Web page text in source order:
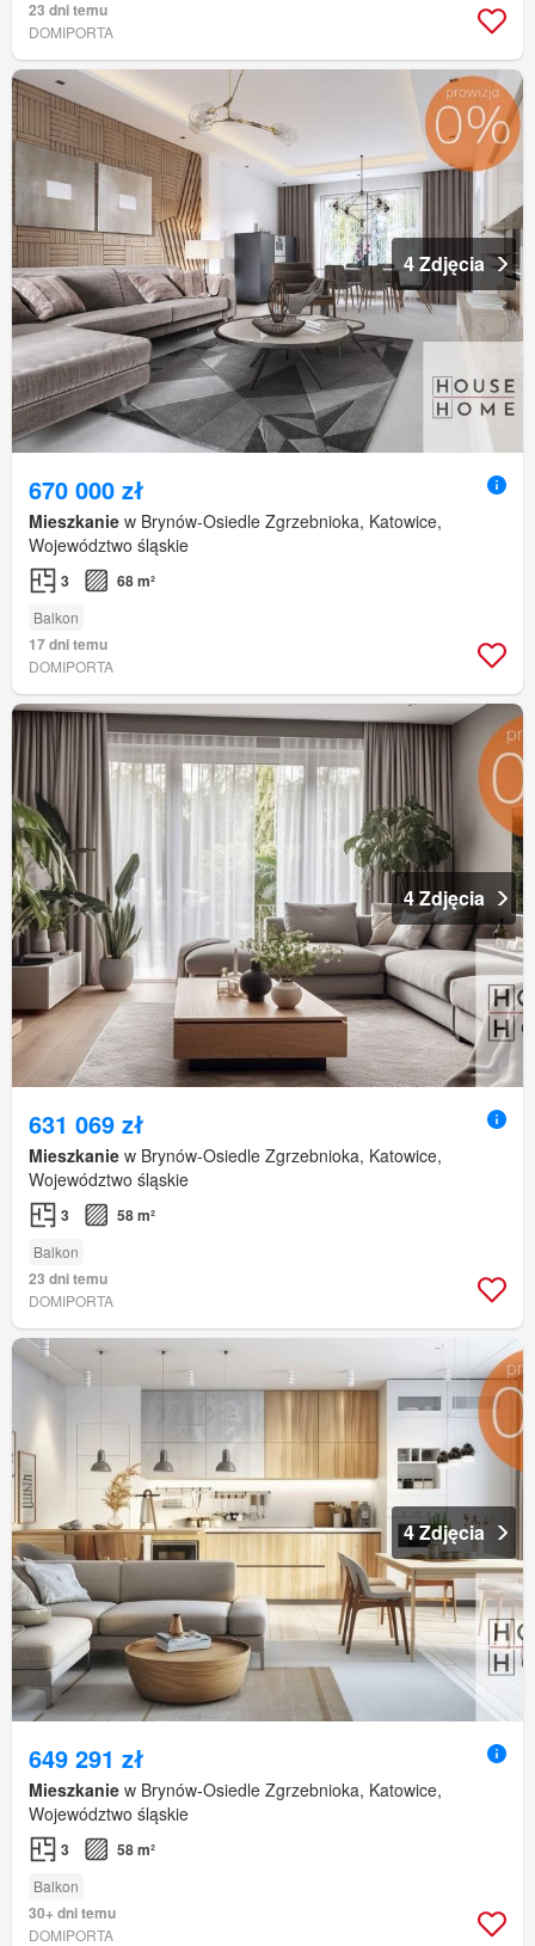
23 dni temu
DOMIPORTA
4 Zdjęcia
670 000 zł
Mieszkanie w Brynów-Osiedle Zgrzebnioka, Katowice,
Województwo śląskie
3 68 m²
Balkon
17 dni temu
DOMIPORTA
4 Zdjęcia
631 069 zł
Mieszkanie w Brynów-Osiedle Zgrzebnioka, Katowice,
Województwo śląskie
3 58 m²
Balkon
23 dni temu
DOMIPORTA
4 Zdjęcia
649 291 zł
Mieszkanie w Brynów-Osiedle Zgrzebnioka, Katowice,
Województwo śląskie
3 58 m²
Balkon
30+ dni temu
DOMIPORTA